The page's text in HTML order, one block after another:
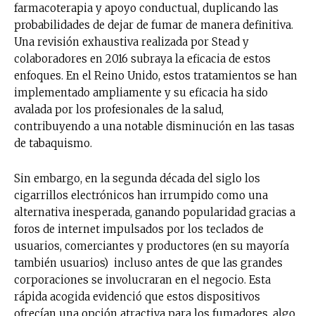
farmacoterapia y apoyo conductual, duplicando las
probabilidades de dejar de fumar de manera definitiva.
Una revisión exhaustiva realizada por Stead y
colaboradores en 2016 subraya la eficacia de estos
enfoques. En el Reino Unido, estos tratamientos se han
implementado ampliamente y su eficacia ha sido
avalada por los profesionales de la salud,
contribuyendo a una notable disminución en las tasas
de tabaquismo.
Sin embargo, en la segunda década del siglo los
cigarrillos electrónicos han irrumpido como una
alternativa inesperada, ganando popularidad gracias a
foros de internet impulsados por los teclados de
usuarios, comerciantes y productores (en su mayoría
también usuarios) incluso antes de que las grandes
corporaciones se involucraran en el negocio. Esta
rápida acogida evidenció que estos dispositivos
ofrecían una opción atractiva para los fumadores, algo